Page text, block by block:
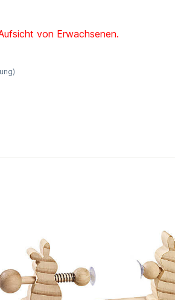
von Erwachsenen.